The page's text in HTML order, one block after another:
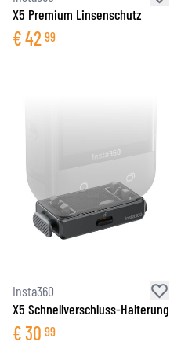
X5 Premium Linsenschutz
€42 99
Insta360
X5 Schnellverschluss-Halterung
€30 99